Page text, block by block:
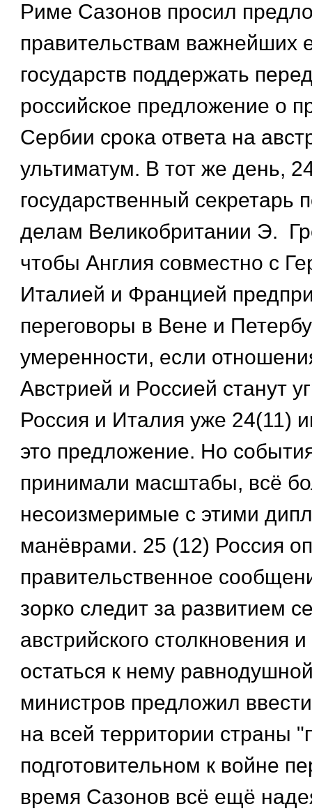
Риме Сазонов просил
правительствам важнейших
государств поддержать
российское предложение о
Сербии срока ответа на
ультиматум. В тот же день,
государственный секретарь
делам Великобритании Э.
чтобы Англия совместно с
Италией и Францией
переговоры в Вене и
умеренности, если
Австрией и Россией станут
Россия и Италия уже 24(11)
это предложение. Но
принимали масштабы, всё
несоизмеримые с этими
манёврами. 25 (12) Россия
правительственное
зорко следит за развитием
австрийского столкновения
остаться к нему
министров предложил
на всей территории страны
подготовительном к войне
время Сазонов всё ещё